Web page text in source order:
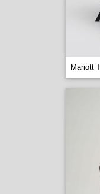
Mariott